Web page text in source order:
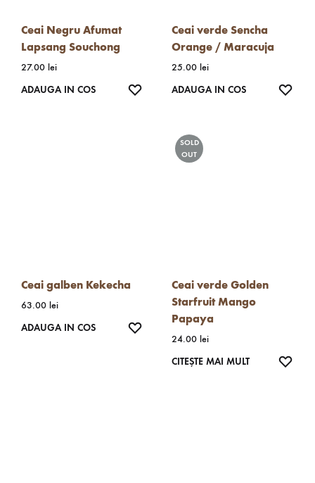
Ceai Negru Afumat
Lapsang Souchong
27.00 lei
ADAUGA IN COS
WISHLIST
Ceai verde Sencha
Orange / Maracuja
25.00 lei
ADAUGA IN COS
Ceai galben Kekecha
63.00 lei
ADAUGA IN COS
SOLD
OUT
Ceai verde Golden
Starfruit Mango
Papaya
24.00 lei
CITEȘTE MAI MULT